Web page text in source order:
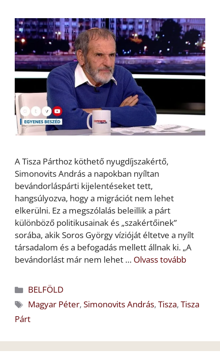
A Tisza Párthoz köthető nyugdíjszakértő,
Simonovits András a napokban nyíltan
bevándorláspárti kijelentéseket tett,
hangsúlyozva, hogy a migrációt nem lehet
elkerülni. Ez a megszólalás beleillik a párt
különböző politikusainak és „szakértőinek”
sorába, akik Soros György vízióját éltetve a nyílt
társadalom és a befogadás mellett állnak ki. „A
bevándorlást már nem lehet … Olvass tovább
Kategória
BELFÖLD
Címkék
Magyar Péter,Simonovits András,Tisza,Tisza
Párt